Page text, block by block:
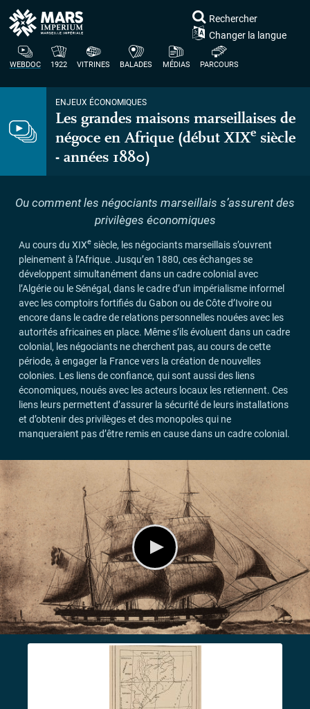
WEBDOC 1922 VITRINES BALADES MÉDIAS PARCOURS
Rechercher
Changer la langue
ENJEUX ÉCONOMIQUES
Les grandes maisons marseillaises de
négoce en Afrique (débutXIXe siècle
- années 1880)
Ou comment les négociants marseillais s’assurent des
privilèges économiques
Au cours du XIXesiècle, les négociants marseillais s’ouvrent
pleinement à l’Afrique. Jusqu’en 1880, ces échanges se
développent simultanément dans un cadre colonial avec
l’Algérie ou le Sénégal, dans le cadre d’un impérialisme informel
avec les comptoirs fortifiés du Gabon ou de Côte d’Ivoire ou
encore dans le cadre de relations personnelles nouées avec les
autorités africaines en place. Même s’ils évoluent dans un cadre
colonial, les négociants ne cherchent pas, au cours de cette
période, à engager la France vers la création de nouvelles
colonies. Les liens de confiance, qui sont aussi des liens
économiques, noués avec les acteurs locaux les retiennent. Ces
liens leurs permettent d’assurer la sécurité de leurs installations
et d’obtenir des privilèges et des monopoles qui ne
manqueraient pas d’être remis en cause dans un cadre colonial.